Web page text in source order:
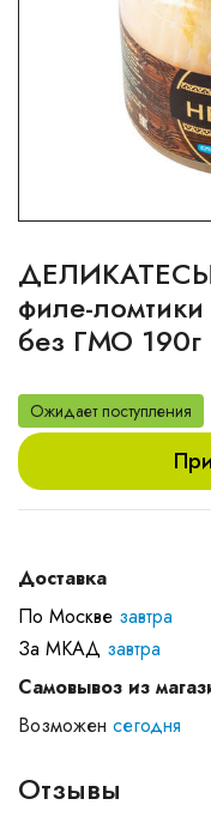
филе-
без ГМО 190г
Ожидает поступления
Доставка
По Москве завтра
За МКАД завтра
Самовывоз из
Возможен сегодня
Отзывы